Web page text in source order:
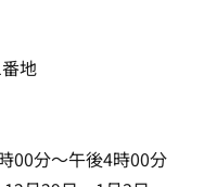
地
00分～午後4時00分